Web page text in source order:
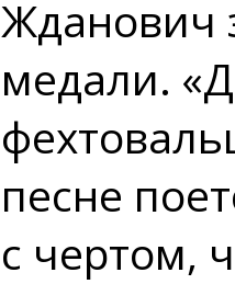
Жданович
медали.
песне
с чертом,